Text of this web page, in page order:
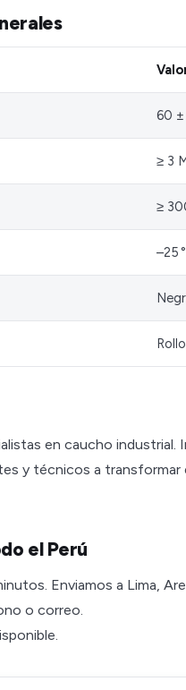
60
≥ 3
≥
–25
en caucho
y técnicos a
el Perú
Enviamos a Lima,
o correo.